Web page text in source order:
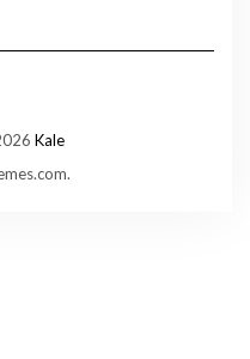
Kale